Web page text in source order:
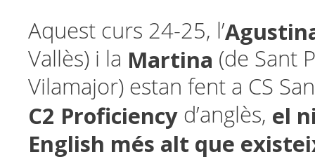
Aquest curs 24-25, l’
Vallès) i la Martina (de Sant
Vilamajor) estan fent a CS
C2 Proficiency d’anglès, el
English més alt que